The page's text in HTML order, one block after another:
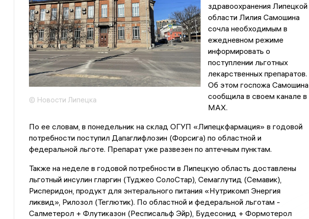
© Новости Липецка
здравоохранения Липецкой
области Лилия Самошина
сочла необходимым в
ежедневном режиме
информировать о
поступлении льготных
лекарственных препаратов.
Об этом госпожа Самошина
сообщила в своем канале в
MAX.
По ее словам, в понедельник на склад ОГУП «Липецкфармация» в годовой
потребности поступил Дапаглифлозин (Форсига) по областной и
федеральной льготе. Препарат уже развезен по аптечным пунктам.
Также на неделе в годовой потребности в Липецкую область доставлены
льготный инсулин гларгин (Туджео СолоСтар), Семаглутид (Семавик),
Рисперидон, продукт для энтерального питания «Нутрикомп Энергия
ликвид», Рилозол (Теглютик). По областной и федеральной льготам -
Салметерол + Флутиказон (Респисальф Эйр), Будесонид + Формотерол